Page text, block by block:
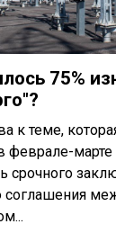
75%
к теме,
феврале-марте
срочного
соглашения